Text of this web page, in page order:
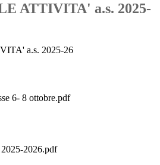
ATTIVITA' a.s. 2025-
a.s. 2025-26
6- 8 ottobre.pdf
2026.pdf